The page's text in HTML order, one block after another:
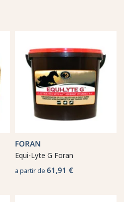
FORAN
Equi-Lyte G Foran
a partir de 61,91 €